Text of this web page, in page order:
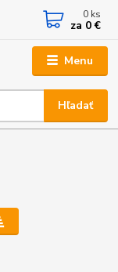
Menu
Hľadať
0 ks
za 0 €